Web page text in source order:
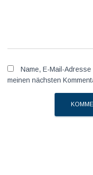
Name, E-Mail-
meinen nächsten